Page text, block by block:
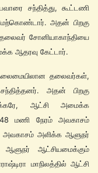
சந்தித்து, கூட்டணி
அதன் பிறகு
சோனியாகாந்தியை
ஆதரவு கேட்டார்.
தலைவர்கள்,
அதன் பிறகு
ஆட்சி அமைக்க
48 மணி நேரம் அவகாசம்
அளிக்க ஆளுநர்
ஆளுநர் ஆட்சியமைக்கும்
மாநிலத்தில் ஆட்சி